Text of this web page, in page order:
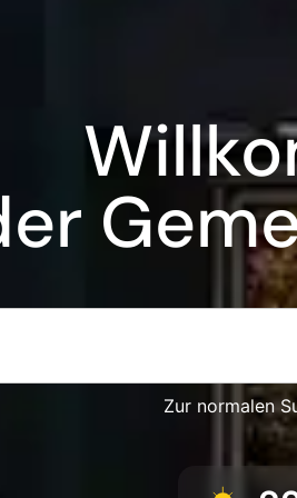
Zur normalen